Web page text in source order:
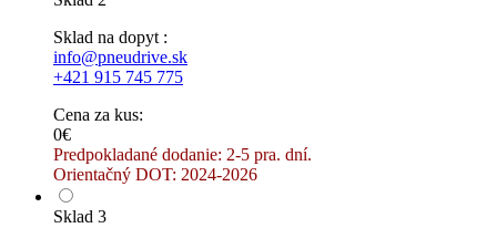
Sklad na dopyt :
info@pneudrive.sk
+421 915 745 775
Cena za kus:
0€
Predpokladané dodanie: 2-5 pra. dní.
Orientačný DOT: 2024-2026
Sklad 3